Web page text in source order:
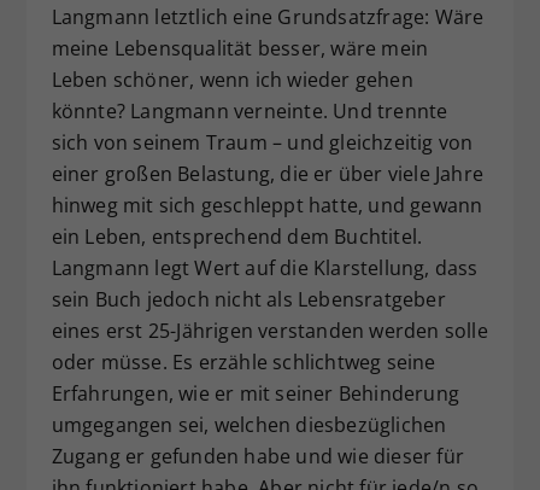
Langmann letztlich eine Grundsatzfrage: Wäre
meine Lebensqualität besser, wäre mein
Leben schöner, wenn ich wieder gehen
könnte? Langmann verneinte. Und trennte
sich von seinem Traum – und gleichzeitig von
einer großen Belastung, die er über viele Jahre
hinweg mit sich geschleppt hatte, und gewann
ein Leben, entsprechend dem Buchtitel.
Langmann legt Wert auf die Klarstellung, dass
sein Buch jedoch nicht als Lebensratgeber
eines erst 25-Jährigen verstanden werden solle
oder müsse. Es erzähle schlichtweg seine
Erfahrungen, wie er mit seiner Behinderung
umgegangen sei, welchen diesbezüglichen
Zugang er gefunden habe und wie dieser für